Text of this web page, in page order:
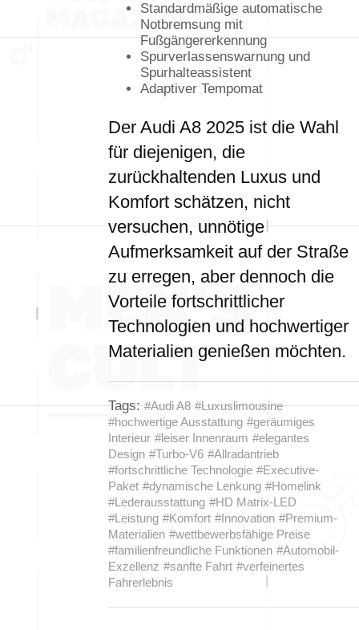
Standardmäßige automatische
Notbremsung mit
Fußgängererkennung
Spurverlassenswarnung und
Spurhalteassistent
Adaptiver Tempomat
Der Audi A8 2025 ist die Wahl
für diejenigen, die
zurückhaltenden Luxus und
Komfort schätzen, nicht
versuchen, unnötige
Aufmerksamkeit auf der Straße
zu erregen, aber dennoch die
Vorteile fortschrittlicher
Technologien und hochwertiger
Materialien genießen möchten.
Tags: #Audi A8 #Luxuslimousine
#hochwertige Ausstattung #geräumiges
Interieur #leiser Innenraum #elegantes
Design #Turbo-V6 #Allradantrieb
#fortschrittliche Technologie #Executive-
Paket #dynamische Lenkung #Homelink
#Lederausstattung #HD Matrix-LED
#Leistung #Komfort #Innovation #Premium-
Materialien #wettbewerbsfähige Preise
#familienfreundliche Funktionen #Automobil-
Exzellenz #sanfte Fahrt #verfeinertes
Fahrerlebnis